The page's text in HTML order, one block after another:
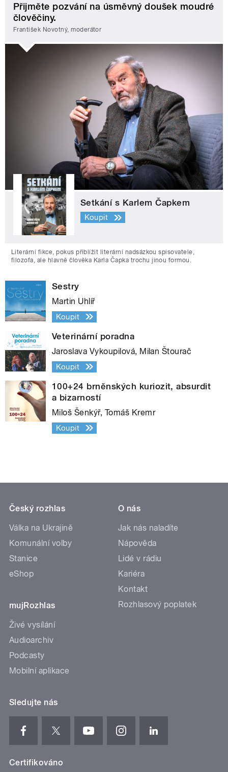
Přijměte pozvání na úsměvný doušek moudré
člověčiny.
František Novotný, moderátor
Setkání s Karlem Čapkem
Koupit
Literární fikce, pokus přiblížit literární nadsázkou spisovatele,
filozofa, ale hlavně člověka Karla Čapka trochu jinou formou.
Sestry
Martin Uhlíř
Koupit
Veterinární poradna
Jaroslava Vykoupilová, Milan Štourač
Koupit
100+24 brněnských kuriozit, absurdit
a bizarností
Miloš Šenkýř, Tomáš Kremr
Koupit
Český rozhlas
Válka na Ukrajině
Komunální volby
Stanice
eShop
mujRozhlas
Živé vysílání
Audioarchiv
Podcasty
Mobilní aplikace
O nás
Jak nás naladíte
Nápověda
Lidé v rádiu
Kariéra
Kontakt
Rozhlasový poplatek
Sledujte nás
Certifikováno